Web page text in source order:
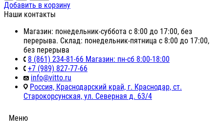
Добавить в корзину
Наши контакты
Магазин: понедельник-суббота с 8:00 до 17:00, без
перерыва. Склад: понедельник-пятница с 8:00 до 17:00,
без перерыва
8 (861) 234-81-66 Магазин: пн-сб 8:00-18:00
+7 (989) 827-77-66
info@vitto.ru
Россия, Краснодарский край, г. Краснодар, ст.
Старокорсунская, ул. Северная д. 63/4
Меню